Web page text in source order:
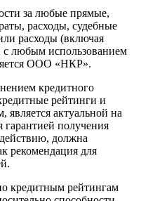
за любые прямые,
расходы, судебные
расходы (включая
любым использованием
ООО «НКР».
кредитного
рейтинги и
актуальной на
гарантией получения
должна
рекомендация для
кредитным рейтингам